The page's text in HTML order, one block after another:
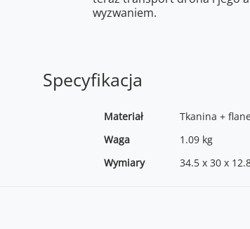
wyzwaniem.
Specyfikacja
Materiał
Tkanina +
Waga
1.09 kg
Wymiary
34.5 x 30 x